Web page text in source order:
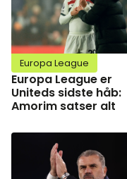
Europa League
Europa League er
Uniteds sidste håb:
Amorim satser alt